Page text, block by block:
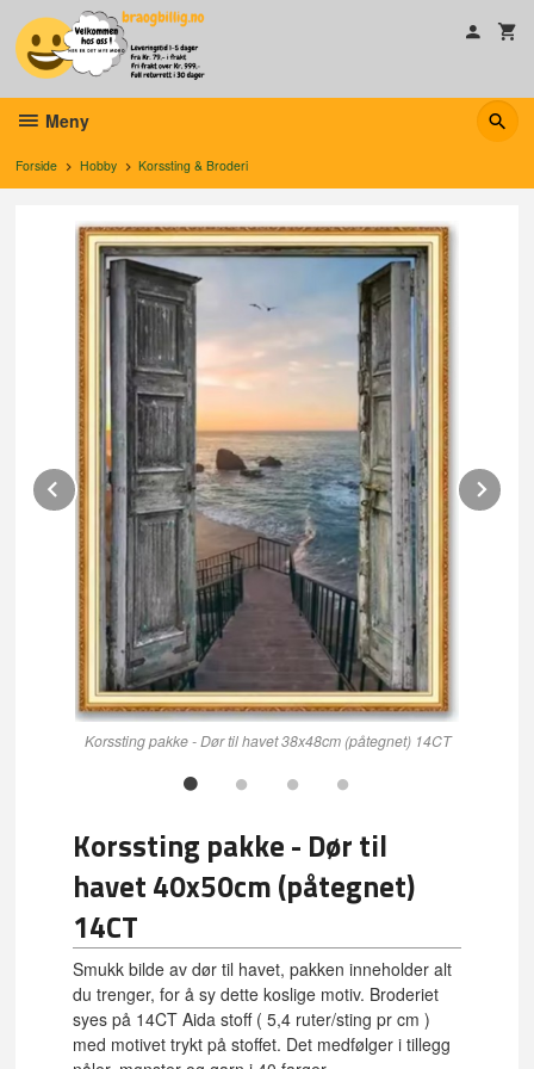
innholdet
Meny
Forside Hobby Korssting & Broderi
Korssting pakke - Dør til havet 38x48cm (påtegnet) 14CT
Prev
Korssting pakke - Dør til
havet 40x50cm (påtegnet)
14CT
Smukk bilde av dør til havet, pakken inneholder alt
du trenger, for å sy dette koslige motiv. Broderiet
syes på 14CT Aida stoff ( 5,4 ruter/sting pr cm )
med motivet trykt på stoffet. Det medfølger i tillegg